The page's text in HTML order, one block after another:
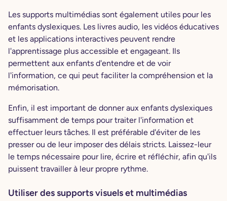
Les supports multimédias sont également utiles pour les
enfants dyslexiques. Les livres audio, les vidéos éducatives
et les applications interactives peuvent rendre
l'apprentissage plus accessible et engageant. Ils
permettent aux enfants d'entendre et de voir
l'information, ce qui peut faciliter la compréhension et la
mémorisation.
Enfin, il est important de donner aux enfants dyslexiques
suffisamment de temps pour traiter l'information et
effectuer leurs tâches. Il est préférable d'éviter de les
presser ou de leur imposer des délais stricts. Laissez-leur
le temps nécessaire pour lire, écrire et réfléchir, afin qu'ils
puissent travailler à leur propre rythme.
Utiliser des supports visuels et multimédias